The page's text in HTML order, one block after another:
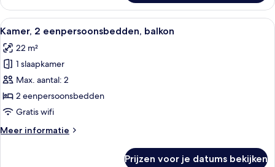
1
eenpersoonsbed,
balkon
Alle
foto's
voor
Kamer,
2
eenpersoonsbedden,
balkon
Een moderne slaapkamer met een
10
Kamer, 2 eenpersoonsbedden, balkon
22 m²
1 slaapkamer
Max. aantal: 2
2 eenpersoonsbedden
Gratis wifi
Meer informatie
Meer
Prijzen voor je datums bekijken